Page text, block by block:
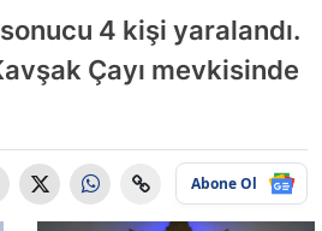
4 kişi yaralandı.
Çayı mevkisinde
Abone Ol